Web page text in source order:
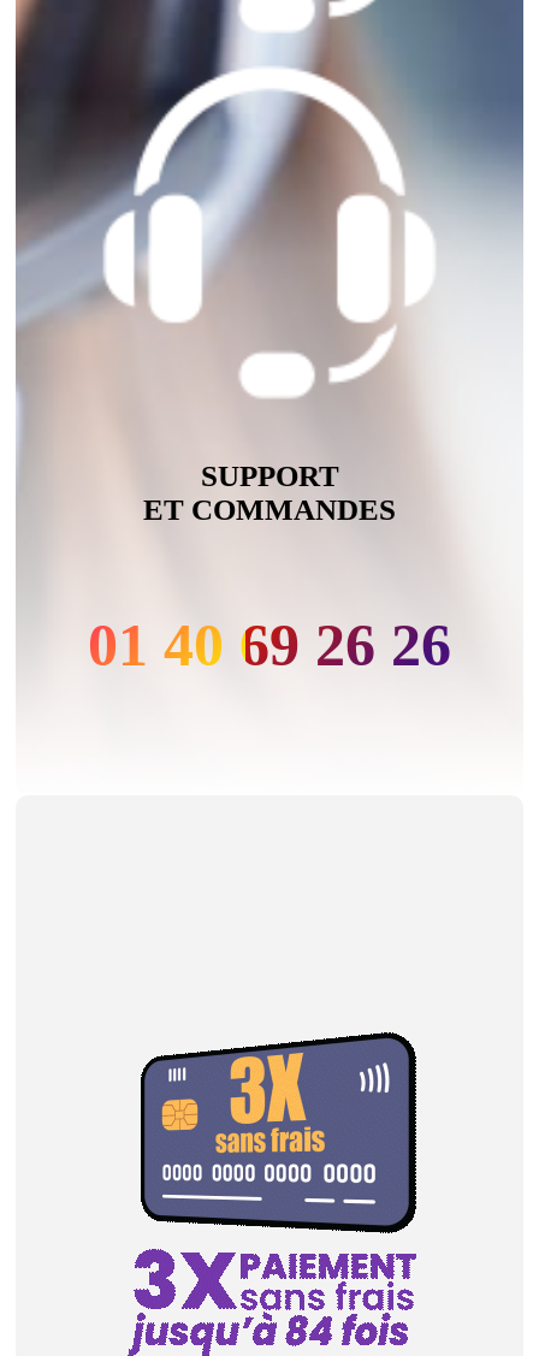
SUPPORT
ET COMMANDES
01 40 69 26 26